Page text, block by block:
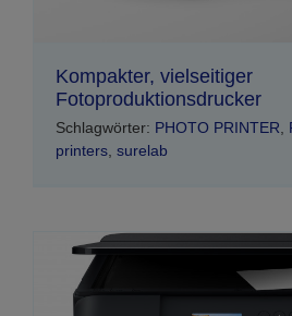
Kompakter, vielseitiger
Fotoproduktionsdrucker
Schlagwörter: PHOTO PRINTER
printers surelab